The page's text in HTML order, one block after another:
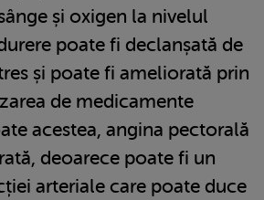
și oxigen la nivelul
poate fi declanșată de
și poate fi ameliorată prin
de medicamente
acestea, angina pectorală
deoarece poate fi un
arteriale care poate duce